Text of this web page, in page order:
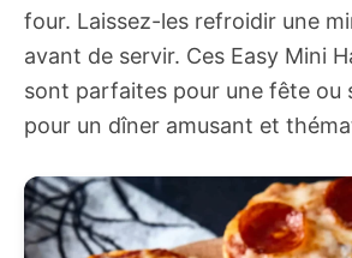
four. Laissez-les refroidir une
avant de servir. Ces Easy Mini
sont parfaites pour une fête ou
pour un dîner amusant et